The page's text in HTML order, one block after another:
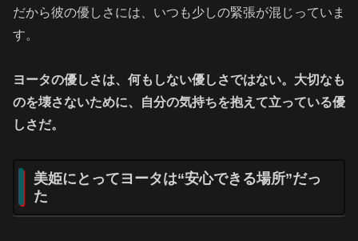
だから彼の優しさには、いつも少しの緊張が混じっていま
す。
ヨータの優しさは、何もしない優しさではない。大切なも
のを壊さないために、自分の気持ちを抱えて立っている優
しさだ。
美姫にとってヨータは“安心できる場所”だっ
た